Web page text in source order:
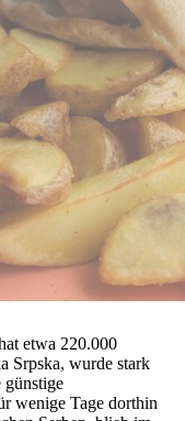
etwa 220.000
Srpska, wurde stark
günstige
wenige Tage dorthin